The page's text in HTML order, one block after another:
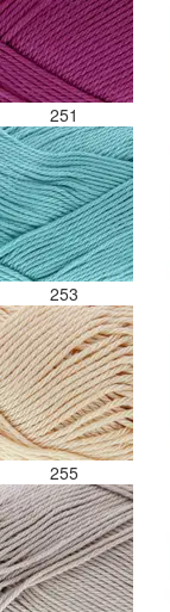
251
253
255